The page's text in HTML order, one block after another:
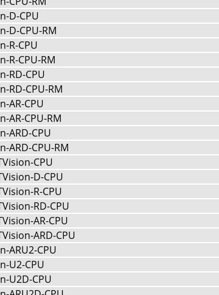
D-CPU
D-CPU-RM
R-CPU
R-CPU-RM
RD-CPU
RD-CPU-RM
AR-CPU
AR-CPU-RM
ARD-CPU
ARD-CPU-RM
CPU
D-CPU
R-CPU
RD-CPU
AR-CPU
ARD-CPU
ARU2-CPU
U2-CPU
U2D-CPU